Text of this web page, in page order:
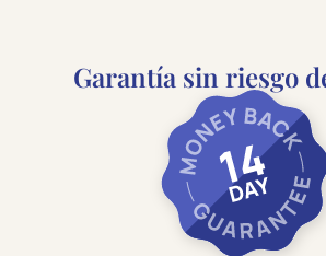
Garantía sin riesgo